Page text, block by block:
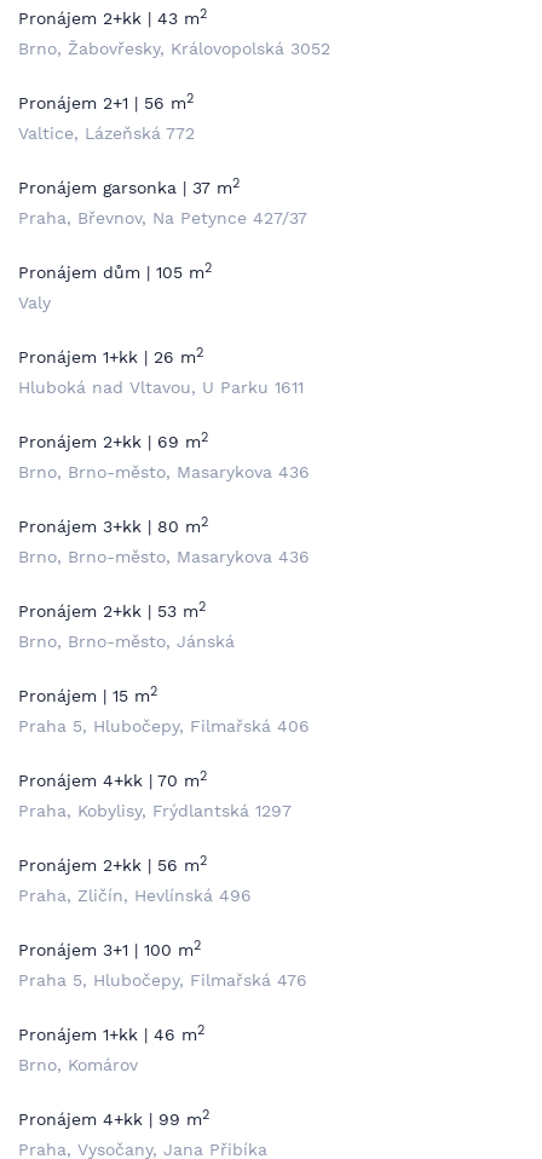
Pronájem 2+kk | 43 m2
Brno, Žabovřesky, Královopolská 3052
Pronájem 2+1 | 56 m2
Valtice, Lázeňská 772
Pronájem garsonka | 37 m2
Praha, Břevnov, Na Petynce 427/37
Pronájem dům | 105 m2
Valy
Pronájem 1+kk | 26 m2
Hluboká nad Vltavou, U Parku 1611
Pronájem 2+kk | 69 m2
Brno, Brno-město, Masarykova 436
Pronájem 3+kk | 80 m2
Brno, Brno-město, Masarykova 436
Pronájem 2+kk | 53 m2
Brno, Brno-město, Jánská
Pronájem | 15 m2
Praha 5, Hlubočepy, Filmařská 406
Pronájem 4+kk | 70 m2
Praha, Kobylisy, Frýdlantská 1297
Pronájem 2+kk | 56 m2
Praha, Zličín, Hevlínská 496
Pronájem 3+1 | 100 m2
Praha 5, Hlubočepy, Filmařská 476
Pronájem 1+kk | 46 m2
Brno, Komárov
Pronájem 4+kk | 99 m2
Praha, Vysočany, Jana Přibíka